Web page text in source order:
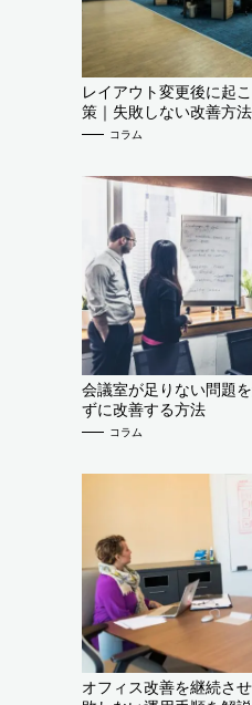
レイアウト変更後に起
策｜失敗しない改善方
コラム
会議室が足りない問題
ずに改善する方法
コラム
オフィス改善を継続さ